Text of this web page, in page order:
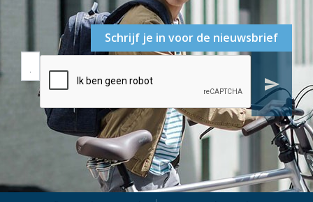
Schrijf je in voor de nieuwsbrief
send